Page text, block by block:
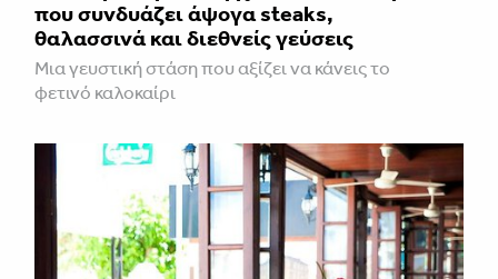
που συνδυάζει άψογα steaks,
θαλασσινά και διεθνείς γεύσεις
Μια γευστική στάση που αξίζει να κάνεις το
φετινό καλοκαίρι